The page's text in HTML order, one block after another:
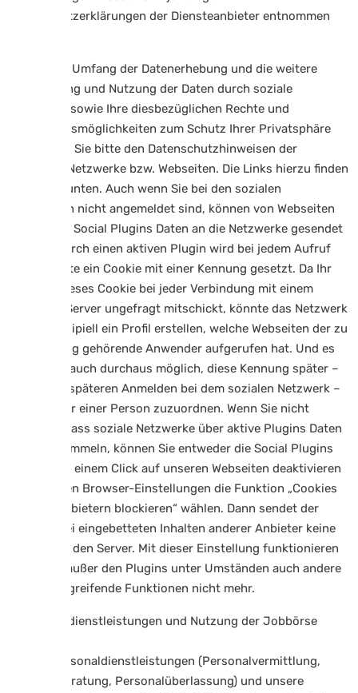
Datenschutzerklärungen der Diensteanbieter entnommen
Zweck und Umfang der Datenerhebung und die weitere
Verarbeitung und Nutzung der Daten durch soziale
Netzwerke sowie Ihre diesbezüglichen Rechte und
Einstellungsmöglichkeiten zum Schutz Ihrer Privatsphäre
entnehmen Sie bitte den Datenschutzhinweisen der
jeweiligen Netzwerke bzw. Webseiten. Die Links hierzu finden
Sie weiter unten. Auch wenn Sie bei den sozialen
Netzwerken nicht angemeldet sind, können von Webseiten
mit aktiven Social Plugins Daten an die Netzwerke gesendet
werden. Durch einen aktiven Plugin wird bei jedem Aufruf
der Webseite ein Cookie mit einer Kennung gesetzt. Da Ihr
Browser dieses Cookie bei jeder Verbindung mit einem
Netzwerk-Server ungefragt mitschickt, könnte das Netzwerk
damit prinzipiell ein Profil erstellen, welche Webseiten der zu
der Kennung gehörende Anwender aufgerufen hat. Und es
wäre dann auch durchaus möglich, diese Kennung später –
etwa beim späteren Anmelden bei dem sozialen Netzwerk –
auch wieder einer Person zuzuordnen. Wenn Sie nicht
möchten, dass soziale Netzwerke über aktive Plugins Daten
über Sie sammeln, können Sie entweder die Social Plugins
einfach mit einem Click auf unseren Webseiten deaktivieren
oder in Ihren Browser-Einstellungen die Funktion „Cookies
von Drittanbietern blockieren“ wählen. Dann sendet der
Browser bei eingebetteten Inhalten anderer Anbieter keine
Cookies an den Server. Mit dieser Einstellung funktionieren
allerdings außer den Plugins unter Umständen auch andere
seitenübergreifende Funktionen nicht mehr.
4 Personaldienstleistungen und Nutzung der Jobbörse
Unsere Personaldienstleistungen (Personalvermittlung,
Personalberatung, Personalüberlassung) und unsere